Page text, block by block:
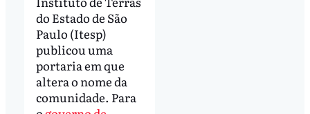
do Estado de São
Paulo (Itesp)
publicou uma
portaria em que
altera o nome da
comunidade. Para